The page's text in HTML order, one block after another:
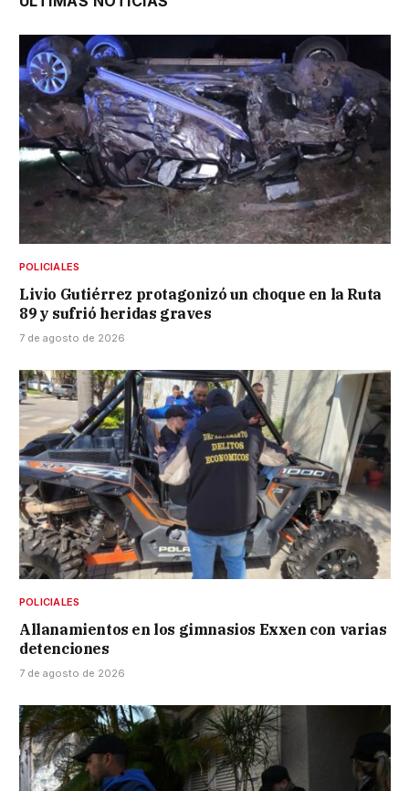
POLICIALES
Livio Gutiérrez protagonizó un choque en la Ruta
89 y sufrió heridas graves
7 de agosto de 2026
POLICIALES
Allanamientos en los gimnasios Exxen con varias
detenciones
7 de agosto de 2026